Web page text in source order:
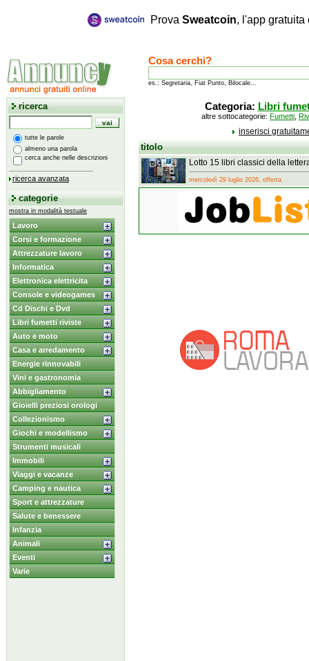
Prova Sweatcoin, l'app
Cosa cerchi?
es.: Segretaria, Fiat Punto, Bilocale...
ricerca
tutte le parole
almeno una parola
cerca anche nelle descrizioni
ricerca avanzata
categorie
mostra in modalità testuale
Lavoro
Corsi e formazione
Attrezzature lavoro
Informatica
Elettronica elettricita
Console e videogames
Cd Dischi e Dvd
Libri fumetti riviste
Auto e moto
Casa e arredamento
Energie rinnovabili
Vini e gastronomia
Abbigliamento
Gioielli preziosi orologi
Collezionismo
Giochi e modellismo
Strumenti musicali
Immobili
Viaggi e vacanze
Camping e nautica
Sport e attrezzature
Salute e benessere
Infanzia
Animali
Eventi
Varie
Categoria: Libri
altre sottocategorie: Fumetti
inserisci
titolo
Lotto 15 libri classici della
mercoledì 29 luglio 2026, offerta